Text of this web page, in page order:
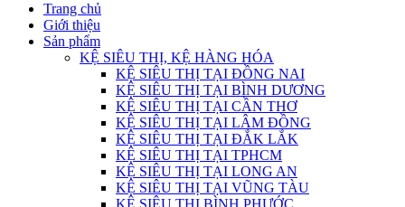
Trang chủ
Giới thiệu
Sản phẩm
KỆ SIÊU THỊ, KỆ HÀNG HÓA
KỆ SIÊU THỊ TẠI ĐỒNG NAI
KỆ SIÊU THỊ TẠI BÌNH DƯƠNG
KỆ SIÊU THỊ TẠI CẦN THƠ
KỆ SIÊU THỊ TẠI LÂM ĐỒNG
KỆ SIÊU THỊ TẠI ĐẮK LẮK
KỆ SIÊU THỊ TẠI TPHCM
KỆ SIÊU THỊ TẠI LONG AN
KỆ SIÊU THỊ TẠI VŨNG TÀU
KỆ SIÊU THỊ BÌNH PHƯỚC